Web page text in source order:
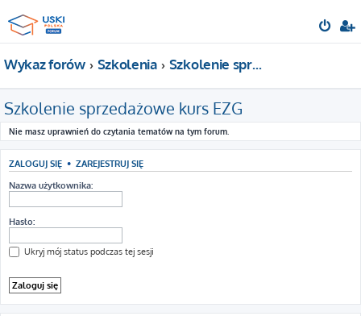
Wykaz forów Szkolenia Szkolenie sprzedażowe kurs EZG
Szkolenie sprzedażowe kurs EZG
Nie masz uprawnień do czytania tematów na tym forum.
ZALOGUJ SIĘ • ZAREJESTRUJ SIĘ
Nazwa użytkownika:
Hasło:
Ukryj mój status podczas tej sesji